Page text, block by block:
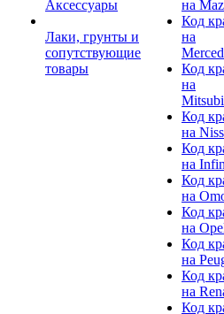
Аксессуары
Лаки, грунты и
сопутствующие
товары
на
Код
на
Код
на
Код
на
Код
на
Код
на
Код
на
Код
на
Код
на
Код